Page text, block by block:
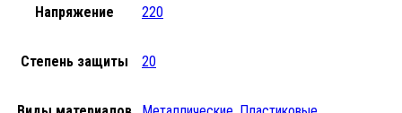
Напряжение 220
Степень защиты 20